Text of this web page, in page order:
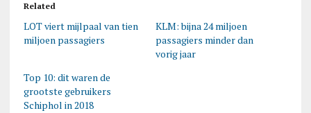
Related
LOT viert mijlpaal van tien
miljoen passagiers
KLM: bijna 24 miljoen
passagiers minder dan
vorig jaar
Top 10: dit waren de
grootste gebruikers
Schiphol in 2018